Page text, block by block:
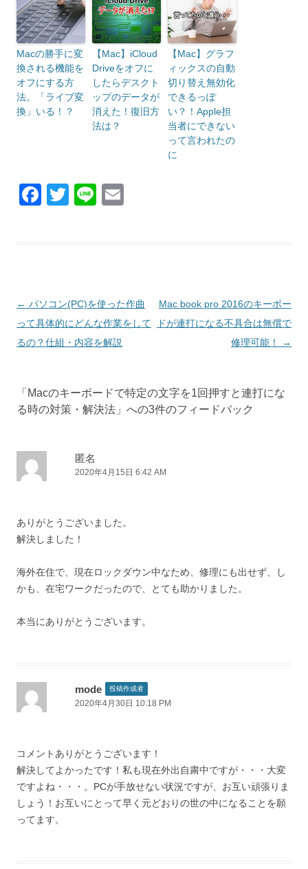
Macの勝手に変
換される機能を
オフにする方
法。「ライブ変
換」いる！？
【Mac】iCloud
Driveをオフに
したらデスクト
ップのデータが
消えた！復旧方
法は？
【Mac】グラフ
ィックスの自動
切り替え無効化
できるっぽ
い？！Apple担
当者にできない
って言われたの
に
F
o
o
k
T
Li
投
稿
ナ
← パソコン(PC)を使った作曲
って具体的にどんな作業をして
るの？仕組・内容を解説
Mac book pro 2016のキーボー
ドが連打になる不具合は無償で
修理可能！
→
「 Macのキーボードで特定の文字を1回押すと連打にな
る時の対策・解決法 」への3件のフィードバック
匿名
2020年4月15日 6:42 AM
ありがとうございました。
解決しました！
海外在住で、現在ロックダウン中なため、修理にも出せず、し
かも、在宅ワークだったので、とても助かりました。
本当にありがとうございます。
mode 投稿作成者
2020年4月30日 10:18 PM
コメントありがとうございます！
解決してよかったです！私も現在外出自粛中ですが・・・大変
ですよね・・・。PCが手放せない状況ですが、お互い頑張りま
しょう！お互いにとって早く元どおりの世の中になることを願
ってます。